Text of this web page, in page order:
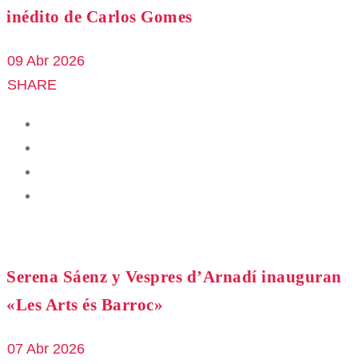
inédito de Carlos Gomes
09 Abr 2026
SHARE
Serena Sáenz y Vespres d’Arnadí inauguran
«Les Arts és Barroc»
07 Abr 2026